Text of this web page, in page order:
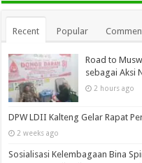
Recent Popular
Road to
sebagai Aksi
2 hours ago
DPW LDII Kalteng Gelar Rapat
2 weeks ago
Sosialisasi Kelembagaan Bina